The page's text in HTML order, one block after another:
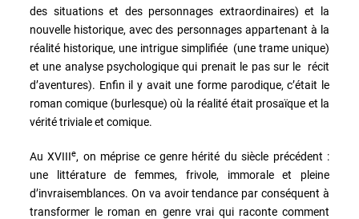
des situations et des personnages extraordinaires) et la
nouvelle historique, avec des personnages appartenant à la
réalité historique, une intrigue simplifiée (une trame unique)
et une analyse psychologique qui prenait le pas sur le récit
d’aventures). Enfin il y avait une forme parodique, c’était le
roman comique (burlesque) où la réalité était prosaïque et la
vérité triviale et comique.
Au XVIIIe, on méprise ce genre hérité du siècle précédent :
une littérature de femmes, frivole, immorale et pleine
d’invraisemblances. On va avoir tendance par conséquent à
transformer le roman en genre vrai qui raconte comment